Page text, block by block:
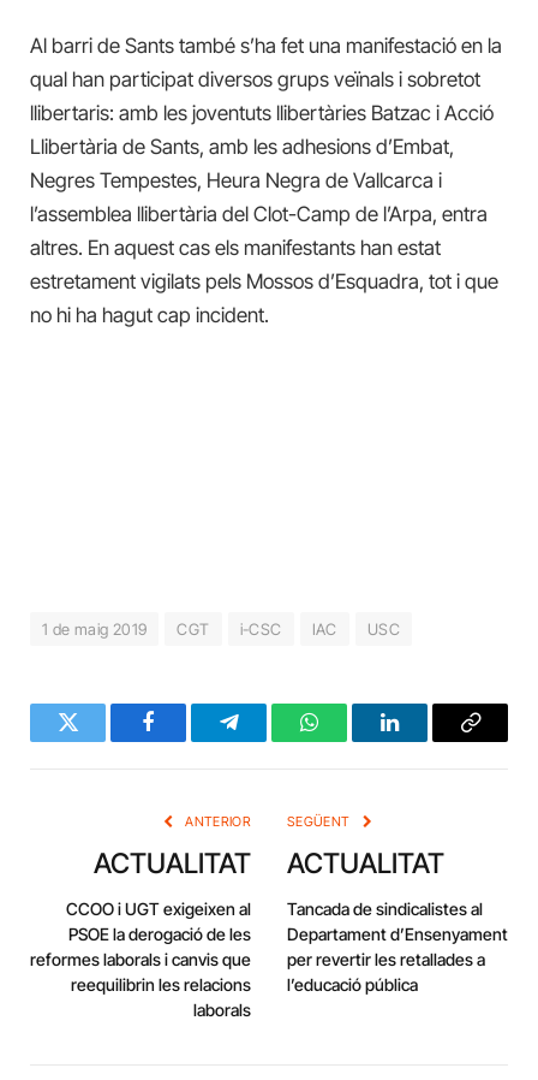
Al barri de Sants també s’ha fet una manifestació en la
qual han participat diversos grups veïnals i sobretot
llibertaris: amb les joventuts llibertàries Batzac i Acció
Llibertària de Sants, amb les adhesions d’Embat,
Negres Tempestes, Heura Negra de Vallcarca i
l’assemblea llibertària del Clot-Camp de l’Arpa, entra
altres. En aquest cas els manifestants han estat
estretament vigilats pels Mossos d’Esquadra, tot i que
no hi ha hagut cap incident.
1 de maig 2019 CGT i-CSC IAC USC
Twitter FacebookTelegramWhatsAppLinkedInCopy
ANTERIOR
ACTUALITAT
CCOO i UGT exigeixen al
PSOE la derogació de les
reformes laborals i canvis que
reequilibrin les relacions
laborals
SEGÜENT
ACTUALITAT
Tancada de sindicalistes al
Departament d’Ensenyament
per revertir les retallades a
l’educació pública